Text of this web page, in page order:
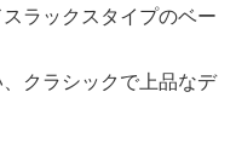
ラックスタイプのベー
クラシックで上品なデ